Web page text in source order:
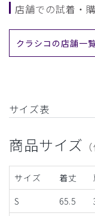
店舗での試着・
クラシコの店舗一
サイズ表
商品サイズ
サイズ 着丈
S
65.5